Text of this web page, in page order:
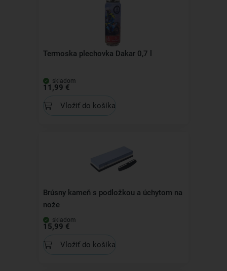
Termoska plechovka Dakar 0,7 l
skladom
11,99 €
Vložiť do košíka
Brúsny kameň s podložkou a úchytom na
nože
skladom
15,99 €
Vložiť do košíka